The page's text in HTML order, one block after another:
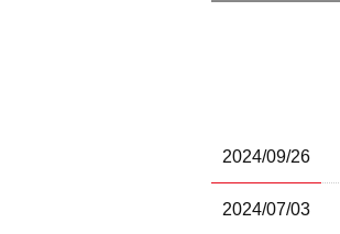
2024/09/26
2024/07/03